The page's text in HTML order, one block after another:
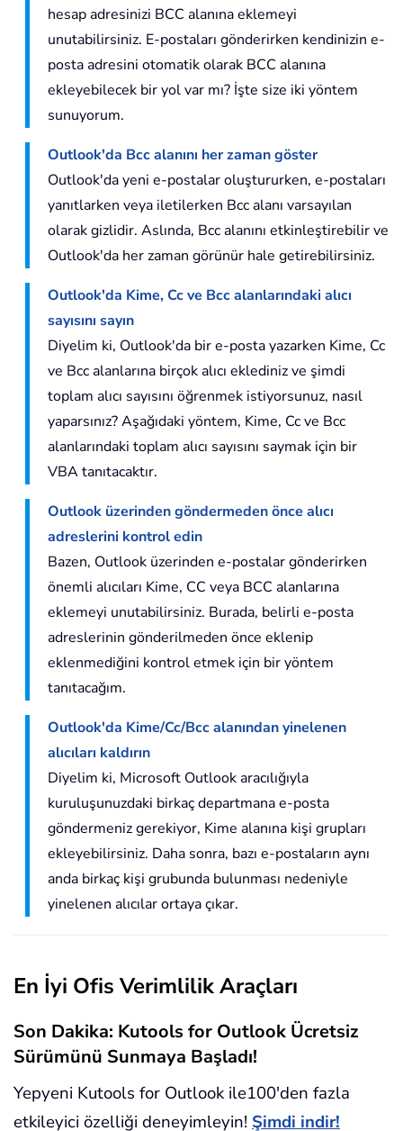
hesap adresinizi BCC alanına eklemeyi
unutabilirsiniz. E-postaları gönderirken kendinizin e-
posta adresini otomatik olarak BCC alanına
ekleyebilecek bir yol var mı? İşte size iki yöntem
sunuyorum.
Outlook'da Bcc alanını her zaman göster
Outlook'da yeni e-postalar oluştururken, e-postaları
yanıtlarken veya iletilerken Bcc alanı varsayılan
olarak gizlidir. Aslında, Bcc alanını etkinleştirebilir ve
Outlook'da her zaman görünür hale getirebilirsiniz.
Outlook'da Kime, Cc ve Bcc alanlarındaki alıcı
sayısını sayın
Diyelim ki, Outlook'da bir e-posta yazarken Kime, Cc
ve Bcc alanlarına birçok alıcı eklediniz ve şimdi
toplam alıcı sayısını öğrenmek istiyorsunuz, nasıl
yaparsınız? Aşağıdaki yöntem, Kime, Cc ve Bcc
alanlarındaki toplam alıcı sayısını saymak için bir
VBA tanıtacaktır.
Outlook üzerinden göndermeden önce alıcı
adreslerini kontrol edin
Bazen, Outlook üzerinden e-postalar gönderirken
önemli alıcıları Kime, CC veya BCC alanlarına
eklemeyi unutabilirsiniz. Burada, belirli e-posta
adreslerinin gönderilmeden önce eklenip
eklenmediğini kontrol etmek için bir yöntem
tanıtacağım.
Outlook'da Kime/Cc/Bcc alanından yinelenen
alıcıları kaldırın
Diyelim ki, Microsoft Outlook aracılığıyla
kuruluşunuzdaki birkaç departmana e-posta
göndermeniz gerekiyor, Kime alanına kişi grupları
ekleyebilirsiniz. Daha sonra, bazı e-postaların aynı
anda birkaç kişi grubunda bulunması nedeniyle
yinelenen alıcılar ortaya çıkar.
En İyi Ofis Verimlilik Araçları
Son Dakika: Kutools for Outlook Ücretsiz
Sürümünü Sunmaya Başladı!
Yepyeni Kutools for Outlook ile100'den fazla
etkileyici özelliği deneyimleyin! Şimdi indir!